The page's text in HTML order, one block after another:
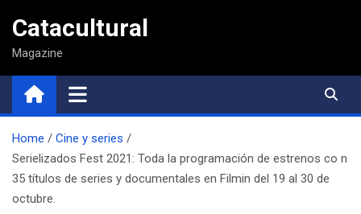
contenido
Catacultural
Magazine
Home
Cine y series
Serielizados Fest 2021: Toda la programación de estrenos co n
35 títulos de series y documentales en Filmin del 19 al 30 de
octubre.